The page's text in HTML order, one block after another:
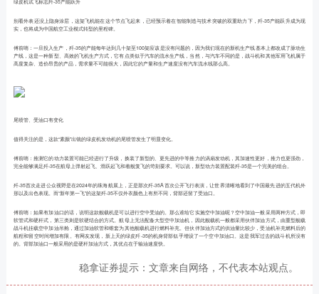
绿皮机试飞标志歼-35产能跃升
别看外表还没上隐身涂层，这架飞机能在这个节点飞起来，已经预示着在智能制造与技术突破的双重助力下，歼-35产能跃升成为现
实，也将成为中国航空工业模式转型的里程碑。
傅前哨：一旦投入生产，歼-35的产能每年达到几十架至100架应该是没有问题的，因为我们现在的新机生产线基本上都改成了脉动生
产线，这是一种新型、高效的飞机生产方式，它有点类似于汽车的流水生产线，当然，与汽车不同的是，战斗机和其他军用飞机属于
高度复杂、造价昂贵的产品，需求量不可能很大，因此它的产量和生产速度没有汽车流水线那么高。
尾喷管、受油口有变化
值得关注的是，这款“素颜”出镜的绿皮机发动机的尾喷管发生了明显变化。
傅前哨：推测它的动力装置可能已经进行了升级，换装了新型的、更先进的中等推力的涡扇发动机，其加速性更好，推力也更强劲，
完全能够满足歼-35在航母上弹射起飞、滑跃起飞和着舰复飞的苛刻要求。可以说，新型动力装置配装歼-35是一个完美的组合。
歼-35首次走进公众视野是在2024年的珠海航展上，正是那次歼-35A首次公开飞行表演，让世界清晰地看到了中国最先进的五代机外
形以及出色表现。而“新年第一飞”的这架歼-35不仅外衣颜色上有所不同，背部还留了受油口。
傅前哨：如果有加油口的话，说明这款舰载机是可以进行空中受油的。那么谁给它实施空中加油呢？空中加油一般采用两种方式，即
软管式和硬杆式，第三类则是软硬结合的方式。航母上无法配备大型空中加油机，因此舰载机一般都采用伙伴加油方式，由重型舰载
战斗机挂载空中加油吊舱，通过加油软管和锥套为其他舰载机进行燃料补充。但伙伴加油方式的供油量比较少，受油机补充燃料后的
航程和留空时间增加有限。有网友发现，新上天的绿皮歼-35的机身背部似乎增设了一个空中加油口。这是我军过去的战斗机所没有
的。背部加油口一般采用的是硬杆加油方式，其优点在于输油速度快。
稳拿证券提示：文章来自网络，不代表本站观点。